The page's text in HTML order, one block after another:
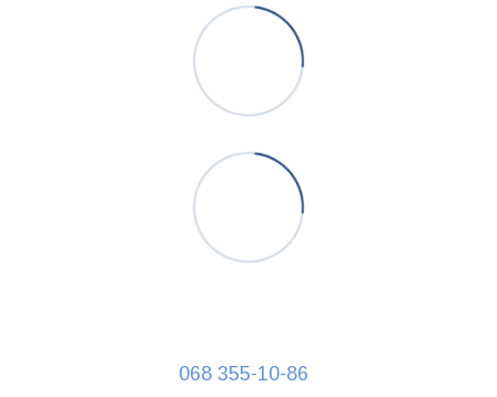
068 355-10-86